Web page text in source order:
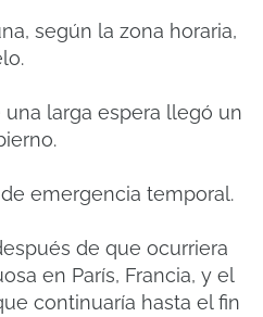
según la zona horaria,
larga espera llegó un
emergencia temporal.
de que ocurriera
en París, Francia, y el
continuaría hasta el fin